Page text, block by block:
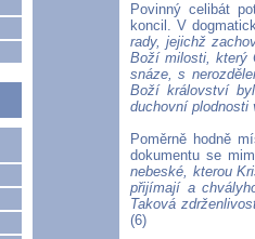
Povinný celibát
koncil. V
rady, jejichž
Boží milosti, který
snáze, s
Boží království
duchovní plodnosti
Poměrně hodně
dokumentu se
nebeské, kterou
přijímají a
Taková
(6)